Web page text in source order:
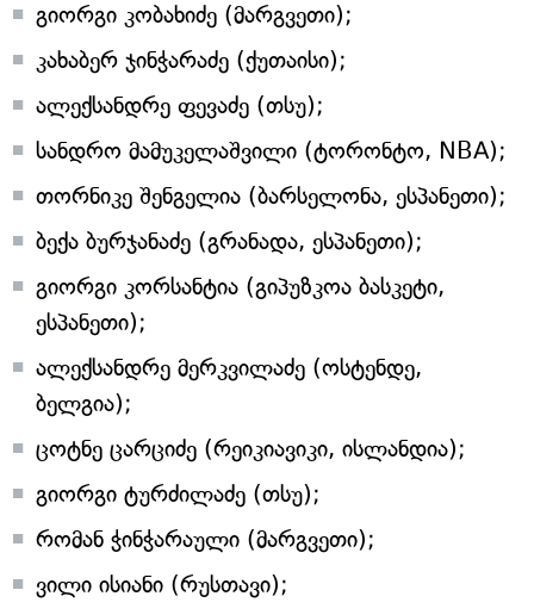
გიორგი კობახიძე (მარგვეთი);
კახაბერ ჯინჭარაძე (ქუთაისი);
ალექსანდრე ფევაძე (თსუ);
სანდრო მამუკელაშვილი (ტორონტო, NBA);
თორნიკე შენგელია (ბარსელონა, ესპანეთი);
ბექა ბურჯანაძე (გრანადა, ესპანეთი);
გიორგი კორსანტია (გიპუზკოა ბასკეტი,
ესპანეთი);
ალექსანდრე მერკვილაძე (ოსტენდე,
ბელგია);
ცოტნე ცარციძე (რეიკიავიკი, ისლანდია);
გიორგი ტურძილაძე (თსუ);
რომან ჭინჭარაული (მარგვეთი);
ვილი ისიანი (რუსთავი);